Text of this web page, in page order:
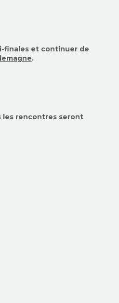
finales et continuer de
.
les rencontres seront